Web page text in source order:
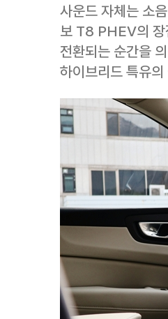
사운드 자체는 소
보 T8 PHEV의 장
전환되는 순간을
하이브리드 특유